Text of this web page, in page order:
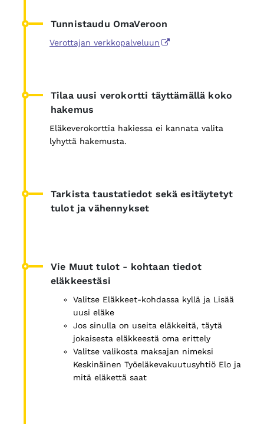
Tunnistaudu OmaVeroon
Verottajan verkkopalveluun
Tilaa uusi verokortti täyttämällä koko
hakemus
Eläkeverokorttia hakiessa ei kannata valita
lyhyttä hakemusta.
Tarkista taustatiedot sekä esitäytetyt
tulot ja vähennykset
Vie Muut tulot - kohtaan tiedot
eläkkeestäsi
Valitse Eläkkeet-kohdassa kyllä ja Lisää
uusi eläke
Jos sinulla on useita eläkkeitä, täytä
jokaisesta eläkkeestä oma erittely
Valitse valikosta maksajan nimeksi
Keskinäinen Työeläkevakuutusyhtiö Elo ja
mitä eläkettä saat